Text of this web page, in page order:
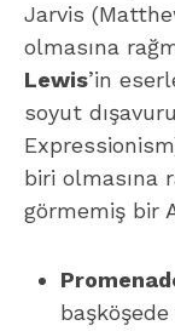
Jarvis
olmasına
Lewis’in
soyut
biri olmasına
görmemiş bir